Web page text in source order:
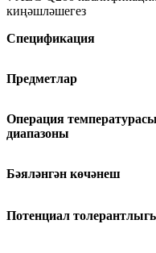
киңәшләшегез
Спецификация
Предметлар
Операция температурасы
диапазоны
Бәяләнгән көчәнеш
Потенциал